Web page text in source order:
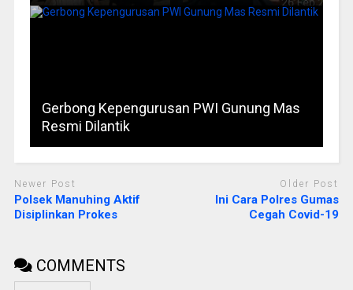
Gerbong Kepengurusan PWI Gunung Mas
Resmi Dilantik
Newer Post
Polsek Manuhing Aktif
Disiplinkan Prokes
Older Post
Ini Cara Polres Gumas
Cegah Covid-19
COMMENTS